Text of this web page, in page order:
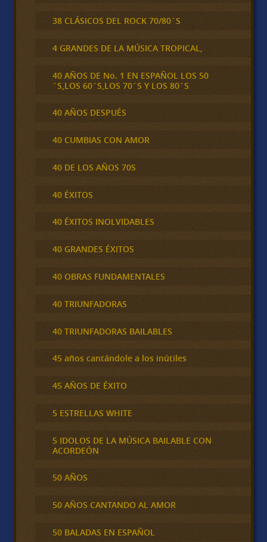
38 CLÁSICOS DEL ROCK 70/80´S
4 GRANDES DE LA MÚSICA TROPICAL,
40 AÑOS DE No. 1 EN ESPAÑOL LOS 50
´S,LOS 60´S,LOS 70´S Y LOS 80´S
40 AÑOS DESPUÉS
40 CUMBIAS CON AMOR
40 DE LOS AÑOS 70S
40 ÉXITOS
40 ÉXITOS INOLVIDABLES
40 GRANDES ÉXITOS
40 OBRAS FUNDAMENTALES
40 TRIUNFADORAS
40 TRIUNFADORAS BAILABLES
45 años cantándole a los inútiles
45 AÑOS DE ÉXITO
5 ESTRELLAS WHITE
5 IDOLOS DE LA MÚSICA BAILABLE CON
ACORDEÓN
50 AÑOS
50 AÑOS CANTANDO AL AMOR
50 BALADAS EN ESPAÑOL